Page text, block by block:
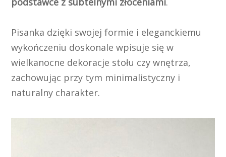
Pisanka dzięki swojej formie i eleganckiemu
wykończeniu doskonale wpisuje się w
wielkanocne dekoracje stołu czy wnętrza,
zachowując przy tym minimalistyczny i
naturalny charakter.